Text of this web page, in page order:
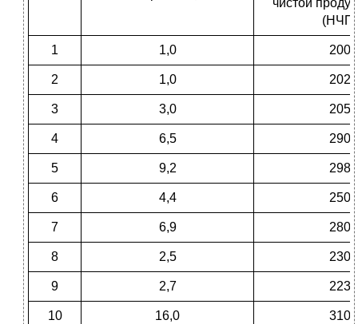
чистой
(НЧП)
1 1,0 200
2 1,0 202
3 3,0 205
4 6,5 290
5 9,2 298
6 4,4 250
7 6,9 280
8 2,5 230
9 2,7 223
10 16,0 310